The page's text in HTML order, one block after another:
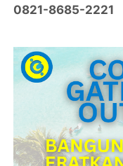
0821-8685-2221